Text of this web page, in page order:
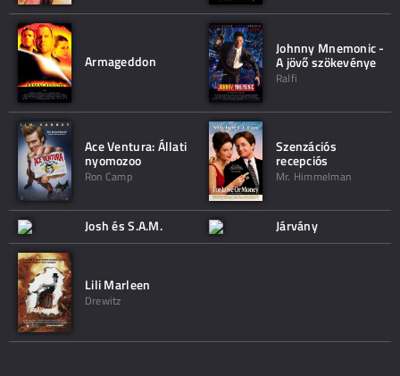
Armageddon
Johnny Mnemonic -
A jövő szökevénye
Ralfi
Ace Ventura: Állati
nyomozoo
Ron Camp
Szenzációs
recepciós
Mr. Himmelman
Josh és S.A.M. Járvány
Lili Marleen
Drewitz